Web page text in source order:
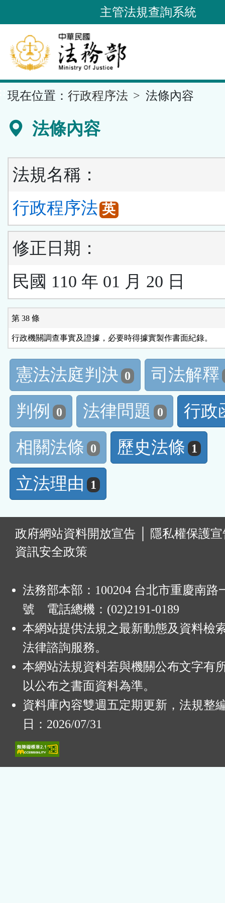
到
要
內
容
區
主管法規查詢系統
現在位置： 行政程序法 法條內容
法條內容
法規名稱：
行政程序法 英
修正日期：
民國 110 年 01 月 20 日
第 38 條
行政機關調查事實及證據，必要時得據實製作書面紀錄。
憲法法庭判決 0
司法解釋
判例
0 法律問題 0
行政
相關法條 0 歷史法條 1
立法理由 1
政府網站資料開放宣告
隱私權保護
資訊安全政策
法務部本部：100204 台北市重慶南路
號 電話總機：(02)2191-0189
本網站提供法規之最新動態及資料檢
法律諮詢服務。
本網站法規資料若與機關公布文字有
以公布之書面資料為準。
資料庫內容雙週五定期更新，法規整
日：2026/07/31